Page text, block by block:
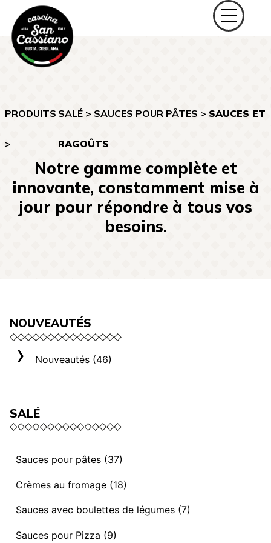
PRODUITS
>
SALÉ> SAUCES POUR PÂTES > SAUCES ET
RAGOÛTS
Notre gamme complète et
innovante, constamment mise à
jour pour répondre à tous vos
besoins.
NOUVEAUTÉS
Nouveautés (46)
SALÉ
Sauces pour pâtes (37)
Sauces et ragoûts végétaliens (13)
Sauces “ I mediterranei” (3)
Sauces et ragoûts (14)
Crèmes au fromage (18)
Sélection Rome (3)
Crèmes au fromage (8)
Sauces avec boulettes de légumes (7)
Sauces avec Boulettes de légumes (7)
Sauces pour Pizza (9)